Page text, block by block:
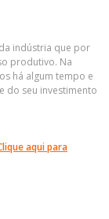
indústria que por
produtivo. Na
há algum tempo e
do seu investimento
aqui para